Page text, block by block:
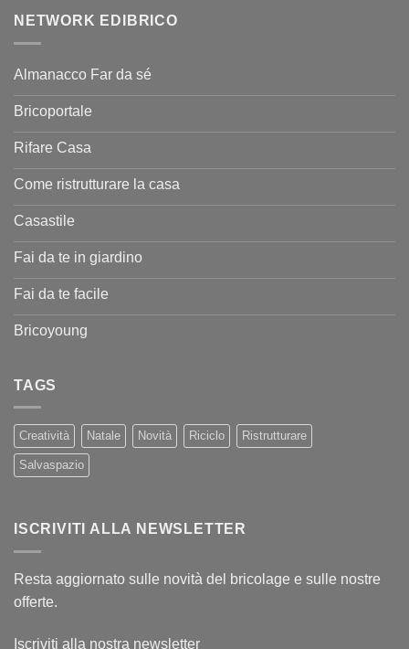
NETWORK EDIBRICO
Almanacco Far da sé
Bricoportale
Rifare Casa
Come ristrutturare la casa
Casastile
Fai da te in giardino
Fai da te facile
Bricoyoung
TAGS
Creatività Natale Novità Riciclo Ristrutturare
Salvaspazio
ISCRIVITI ALLA NEWSLETTER
Resta aggiornato sulle novità del bricolage e sulle nostre
offerte.
Iscriviti alla nostra newsletter